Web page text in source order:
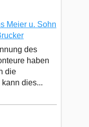
Meier u. Sohn
des
haben
die
dies...